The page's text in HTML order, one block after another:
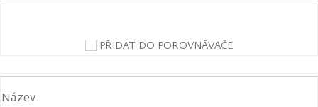
PŘIDAT DO POROVNÁVAČE
Název